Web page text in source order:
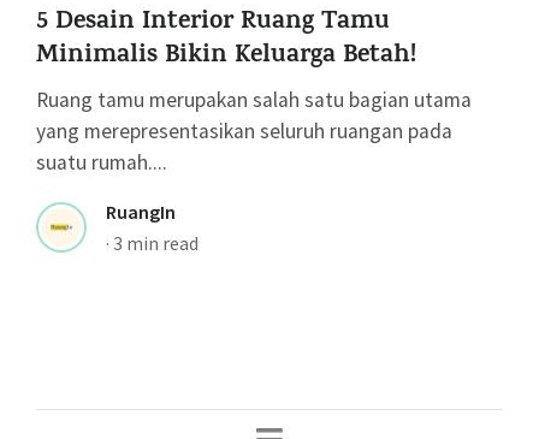
5 Desain Interior Ruang Tamu
Minimalis Bikin Keluarga Betah!
Ruang tamu merupakan salah satu bagian utama
yang merepresentasikan seluruh ruangan pada
suatu rumah....
RuangIn
· 3 min read